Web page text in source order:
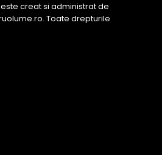
creat si administrat de
. Toate drepturile